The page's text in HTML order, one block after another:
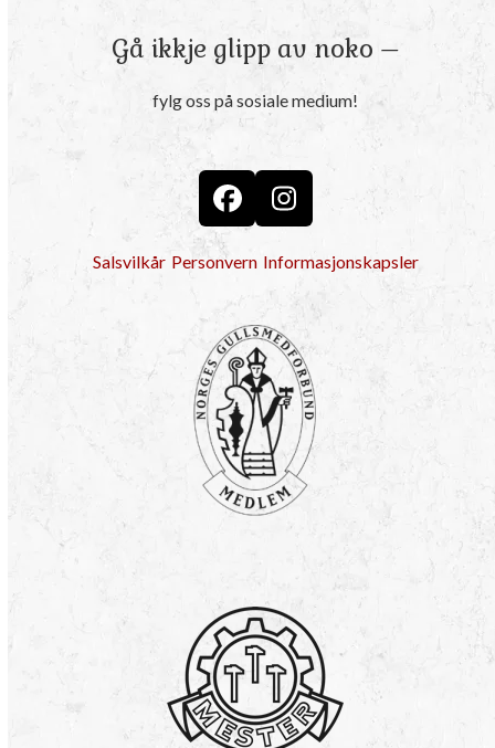
Gå ikkje glipp av noko –
fylg oss på sosiale medium!
FacebookInstagram
Salsvilkår Personvern Informasjonskapsler